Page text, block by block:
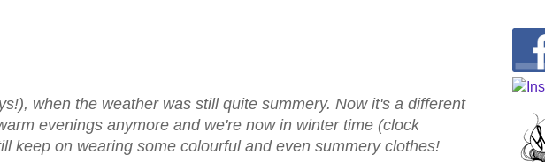
when the weather was still quite summery. Now it's a different
evenings anymore and we're now in winter time (clock
keep on wearing some colourful and even summery clothes!